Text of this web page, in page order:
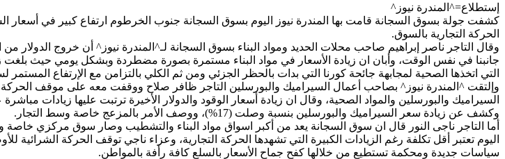
إستطلاع=^المندرة نيوز^
الحركة التجارية بالسوق.
وقال التاجر ناصر إبراهيم صاحب محلات الحديد ومواد البناء بسوق السجانة لـ^المندرة نيوز^ أن خروج الدولار
التي اتخذها الصحية لمجابهة جائحة كورنا التي بدات بالحظر الجزئي ومن ثم الكلي بالتزامن مع الإرتفاع المستمر
وإلتقت ^المندرة نيوز^ بصاحب أعمال السيراميك والبورسلين التاجر ظافر صلاح ووقفت معه على موقف الحركة
السيراميك والبورسلين والمواد الصحية، وقال ان زيادة أسعار الوقود والدولار الأخيرة ترتبت عليها زيادات
وكشف عن زيادة سعر السيراميك والبورسلين بنسبة وصلت (17%)، ووصف الأمر بالمزعج خاصة وسط التجار.
أما التاجر ناجى النور قال ان سوق السجانة يعد من أكبر اسواق مواد البناء والتشطيب وصار سوق مركزي خاصة
اليوم تعتبر أقل تكلفة رغم الزيادات الكبيرة التي تشهدها الحركة التجارية، وعزاء ناجي توقف الحركة الشرائية
سياسات جديدة ومحكمة تستطيع من خلالها كفح جماح الأسعار بالسلع كافة رأفة بالمواطن.